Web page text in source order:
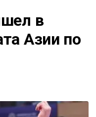
в
Азии по